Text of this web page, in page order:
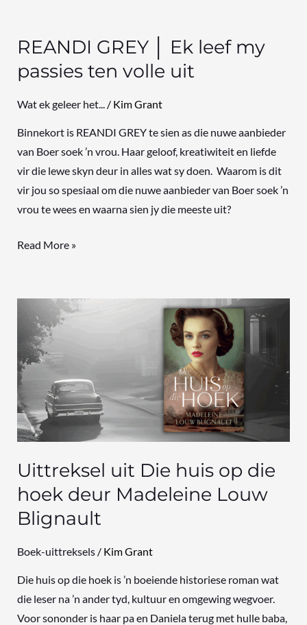
REANDI GREY │ Ek leef my
passies ten volle uit
Wat ek geleer het.../ Kim Grant
Binnekort is REANDI GREY te sien as die nuwe aanbieder
van Boer soek ’n vrou. Haar geloof, kreatiwiteit en liefde
vir die lewe skyn deur in alles wat sy doen. Waarom is dit
vir jou so spesiaal om die nuwe aanbieder van Boer soek ’n
vrou te wees en waarna sien jy die meeste uit?
Read More »
Uittreksel uit Die huis op die
hoek deur Madeleine Louw
Blignault
Boek-uittreksels/ Kim Grant
Die huis op die hoek is ’n boeiende historiese roman wat
die leser na ’n ander tyd, kultuur en omgewing wegvoer.
Voor sononder is haar pa en Daniela terug met hulle baba,
Uittreksel
Die
huis
op
die
hoek
deur
Madeleine
Louw
Blignault